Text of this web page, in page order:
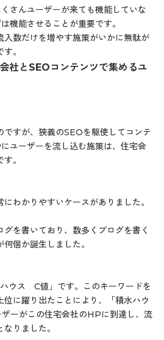
さんユーザーが来ても機能していな
機能させることが重要です。
入数だけを増やす施策がいかに無駄が
。
社とSEOコンテンツで集めるユ
ですが、狭義のSEOを駆使してコンテ
ユーザーを流し込む施策は、住宅会
。
わかりやすいケースがありました。
を書いており、数多くブログを書く
個か誕生しました。
ウス C値」です。このキーワードを
に躍り出たことにより、「積水ハウ
ーがこの住宅会社のHPに到達し、流
りました。